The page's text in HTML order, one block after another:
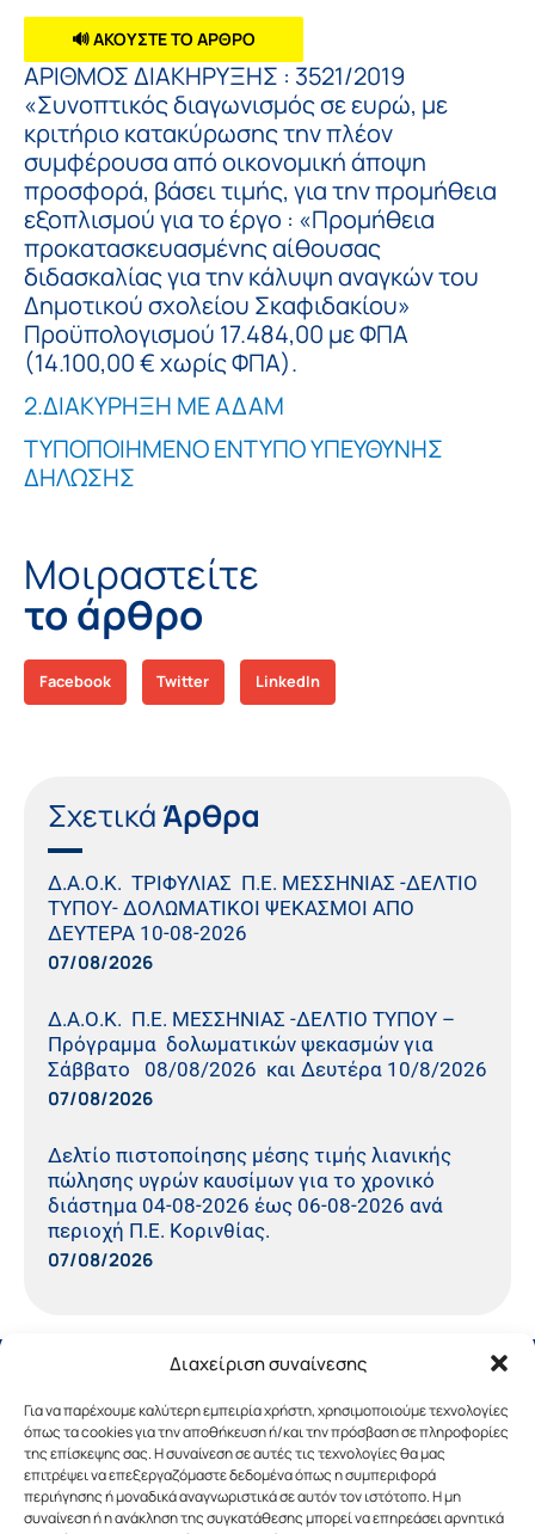
Διαχείριση συναίνεσης
Για να παρέχουμε καλύτερη εμπειρία χρήστη, χρησιμοποιούμε τεχνολογίες
όπως τα cookies για την αποθήκευση ή/και την πρόσβαση σε πληροφορίες
της επίσκεψης σας. Η συναίνεση σε αυτές τις τεχνολογίες θα μας
επιτρέψει να επεξεργαζόμαστε δεδομένα όπως η συμπεριφορά
περιήγησης ή μοναδικά αναγνωριστικά σε αυτόν τον ιστότοπο. Η μη
συναίνεση ή η ανάκληση της συγκατάθεσης μπορεί να επηρεάσει αρνητικά
🔊 ΑΚΟΥΣΤΕ ΤΟ ΑΡΘΡΟ
ΑΡΙΘΜΟΣ ΔΙΑΚΗΡΥΞΗΣ : 3521/2019
«Συνοπτικός διαγωνισμός σε ευρώ, με
κριτήριο κατακύρωσης την πλέον
συμφέρουσα από οικονομική άποψη
προσφορά, βάσει τιμής, για την προμήθεια
εξοπλισμού για τo έργo : «Προμήθεια
προκατασκευασμένης αίθουσας
διδασκαλίας για την κάλυψη αναγκών του
Δημοτικού σχολείου Σκαφιδακίου»
Προϋπολογισμού 17.484,00 με ΦΠΑ
(14.100,00 € χωρίς ΦΠΑ).
2.ΔΙΑΚΥΡΗΞΗ ΜΕ ΑΔΑΜ
ΤΥΠΟΠΟΙΗΜΕΝΟ ΕΝΤΥΠΟ ΥΠΕΥΘΥΝΗΣ
ΔΗΛΩΣΗΣ
Μοιραστείτε
το άρθρο
Facebook Twitter LinkedIn
Σχετικά Άρθρα
Δ.Α.Ο.Κ. ΤΡΙΦΥΛΙΑΣ Π.Ε. ΜΕΣΣΗΝΙΑΣ -ΔΕΛΤΙΟ
ΤΥΠΟΥ- ΔΟΛΩΜΑΤΙΚΟΙ ΨΕΚΑΣΜΟΙ ΑΠΟ
ΔΕΥΤΕΡΑ 10-08-2026
07/08/2026
Δ.Α.Ο.Κ. Π.Ε. ΜΕΣΣΗΝΙΑΣ -ΔΕΛΤΙΟ ΤΥΠΟΥ –
Πρόγραμμα δολωματικών ψεκασμών για
Σάββατο 08/08/2026 και Δευτέρα 10/8/2026
07/08/2026
Δελτίο πιστοποίησης μέσης τιμής λιανικής
πώλησης υγρών καυσίμων για το χρονικό
διάστημα 04-08-2026 έως 06-08-2026 ανά
περιοχή Π.Ε. Κορινθίας.
07/08/2026